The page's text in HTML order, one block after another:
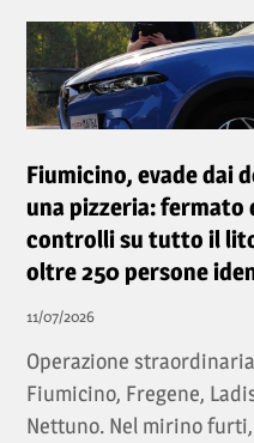
Fiumicino, evade dai
una pizzeria: fermato
controlli su tutto il
oltre 250 persone
11/07/2026
Operazione
Fiumicino, Fregene,
Nettuno. Nel mirino